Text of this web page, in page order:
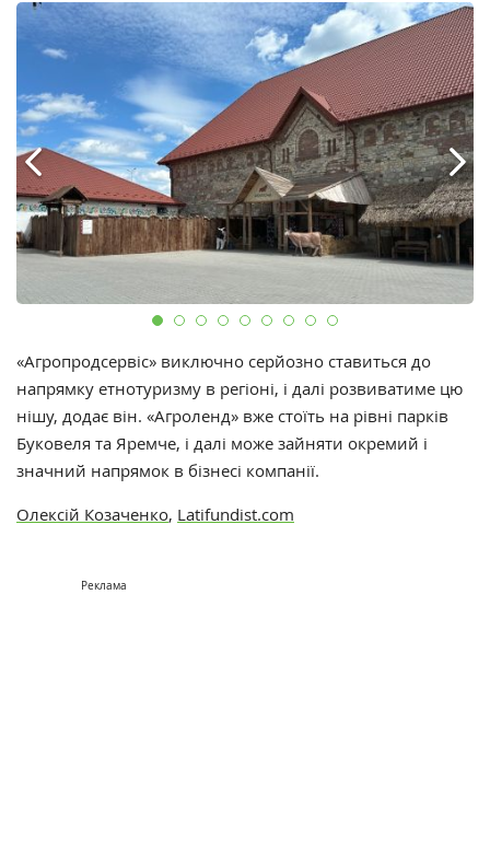
«Агропродсервіс» виключно серйозно ставиться до
напрямку етнотуризму в регіоні, і далі розвиватиме цю
нішу, додає він. «Агроленд» вже стоїть на рівні парків
Буковеля та Яремче, і далі може зайняти окремий і
значний напрямок в бізнесі компанії.
Олексій Козаченко, Latifundist.com
Реклама